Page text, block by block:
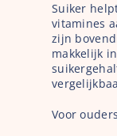
Suiker
vitamines
zijn
makkelijk
Voor